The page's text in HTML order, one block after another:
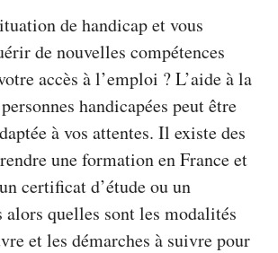
de handicap et vous
de nouvelles compétences
accès à l’emploi ? L’aide à la
handicapées peut être
à vos attentes. Il existe des
une formation en France et
certificat d’étude ou un
quelles sont les modalités
et les démarches à suivre pour